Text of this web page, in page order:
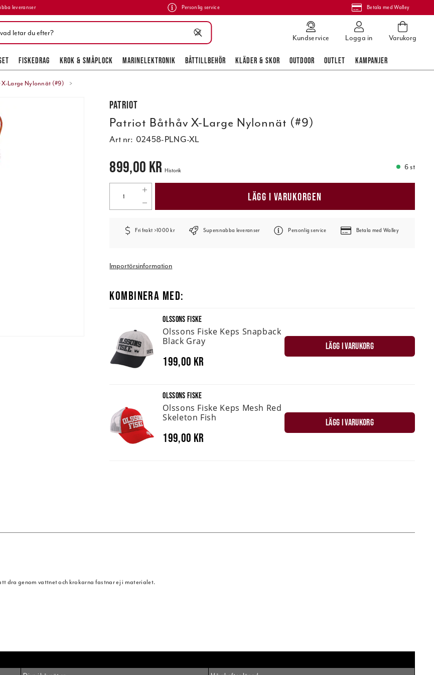
leveranser Personlig service Betala med Walley
Kundservice Logga in Varukorg
FISKEDRAG KROK & SMÅPLOCK MARINELEKTRONIK BÅTTILLBEHÖR KLÄDER & SKOR OUTDOOR OUTLET KAMPANJER
Large Nylonnät (#9)
Patriot
Patriot Båthåv X-Large Nylonnät (#9)
Art nr: 02458-PLNG-XL
Pris:899,00 kr
899,00 kr Historik 6 st
LÄGG I VARUKORGEN
Fri frakt >1000 kr Supersnabba leveranser Personlig service Betala med Walley
Importörsinformation
KOMBINERA MED:
OLSSONS FISKE
Olssons Fiske Keps Snapback
Black Gray
199,00 kr
LÄGG I VARUKORG
OLSSONS FISKE
Olssons Fiske Keps Mesh Red
Skeleton Fish
199,00 kr
LÄGG I VARUKORG
dra genom vattnet och krokarna fastnar ej i materialet.